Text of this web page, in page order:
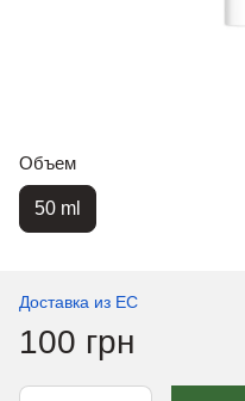
Объем
50 ml
Доставка из ЕС
100 грн